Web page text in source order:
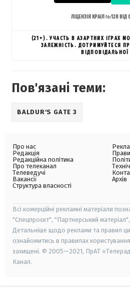
ЛІЦЕНЗІЯ КРАІЛ №128 ВІД
(21+). УЧАСТЬ В АЗАРТНИХ ІГРАХ
ЗАЛЕЖНІСТЬ. ДОТРИМУЙТЕСЯ
ВІДПОВІДАЛЬНОЇ
Пов'язані теми:
BALDUR'S GATE 3
Про нас
Редакція
Редакційна політика
Про телеканал
Телеведучі
Вакансії
Структура власності
Архів
Всі комерційні рекламні матеріали
"Спецпроєкт", "Партнерський
Детальніше щодо реклами та правил
ознайомитись в правилах
захищені. © 2005—2021, ПрАТ
Канал.